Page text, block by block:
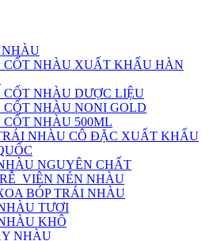
NHÀU
CỐT NHÀU XUẤT KHẨU HÀN
CỐT NHÀU DƯỢC LIỆU
CỐT NHÀU NONI GOLD
CỐT NHÀU 500ML
NHÀU CÔ ĐẶC XUẤT KHẨU
NGUYÊN CHẤT
NÉN NHÀU
BÓP TRÁI NHÀU
TƯƠI
KHÔ
NHÀU